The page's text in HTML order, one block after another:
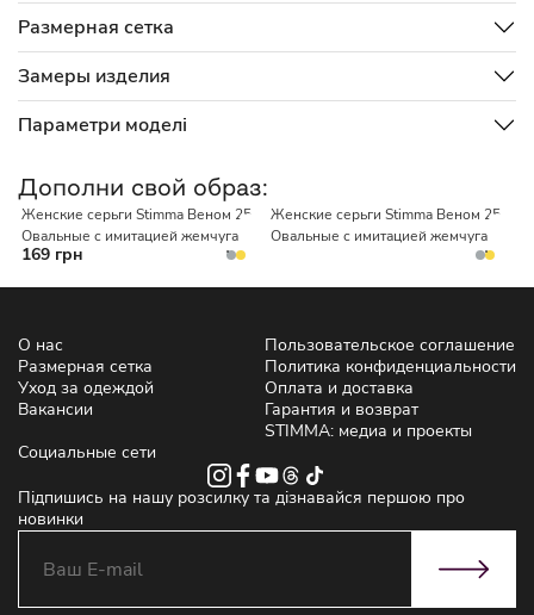
Размерная сетка
Замеры изделия
Параметри моделі
Дополни свой образ:
Женские серьги Stimma Веном 25
Овальные с имитацией жемчуга
169 грн
Женские серьги Stimma Веном 25
Овальные с имитацией жемчуга
О нас
Размерная сетка
Уход за одеждой
Вакансии
Пользовательское соглашение
Политика конфиденциальности
Оплата и доставка
Гарантия и возврат
STIMMA: медиа и проекты
Социальные сети
Підпишись на нашу розсилку та дізнавайся першою про
новинки